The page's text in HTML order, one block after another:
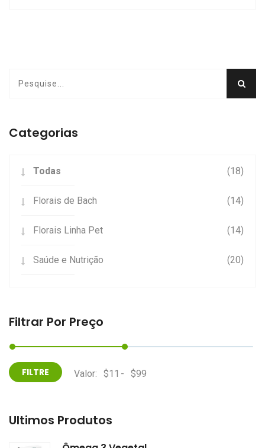
Categorias
Todas (18)
Florais de Bach (14)
Florais Linha Pet (14)
Saúde e Nutrição (20)
Filtrar Por Preço
Valor: -
Últimos Produtos